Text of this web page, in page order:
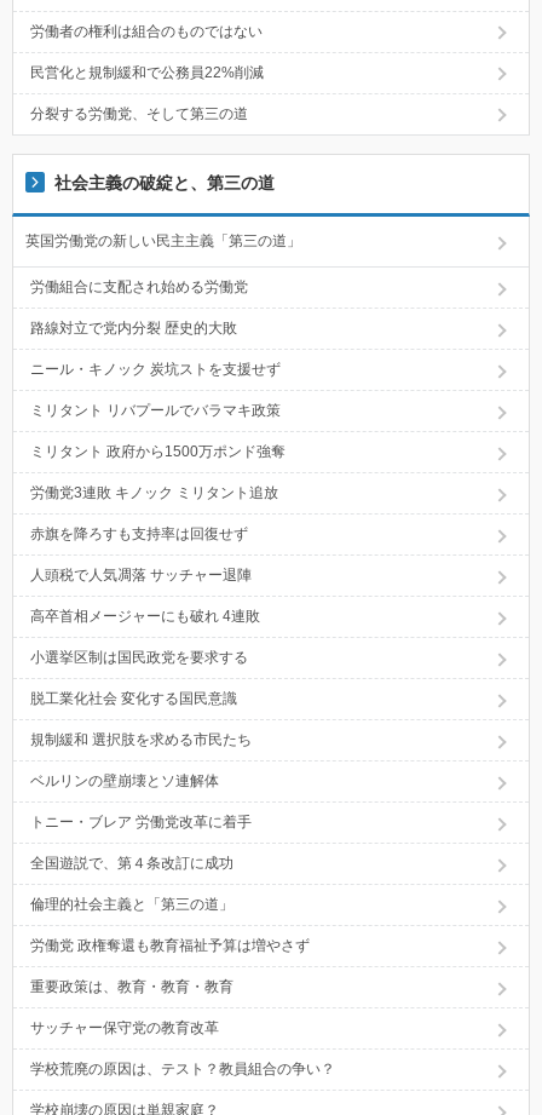
労働者の権利は組合のものではない
民営化と規制緩和で公務員22%削減
分裂する労働党、そして第三の道
社会主義の破綻と、第三の道
英国労働党の新しい民主主義「第三の道」
労働組合に支配され始める労働党
路線対立で党内分裂 歴史的大敗
ニール・キノック 炭坑ストを支援せず
ミリタント リバプールでバラマキ政策
ミリタント 政府から1500万ポンド強奪
労働党3連敗 キノック ミリタント追放
赤旗を降ろすも支持率は回復せず
人頭税で人気凋落 サッチャー退陣
高卒首相メージャーにも破れ 4連敗
小選挙区制は国民政党を要求する
脱工業化社会 変化する国民意識
規制緩和 選択肢を求める市民たち
ベルリンの壁崩壊とソ連解体
トニー・ブレア 労働党改革に着手
全国遊説で、第４条改訂に成功
倫理的社会主義と「第三の道」
労働党 政権奪還も教育福祉予算は増やさず
重要政策は、教育・教育・教育
サッチャー保守党の教育改革
学校荒廃の原因は、テスト？教員組合の争い？
学校崩壊の原因は単親家庭？